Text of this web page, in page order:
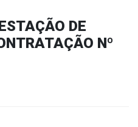
DE
Nº